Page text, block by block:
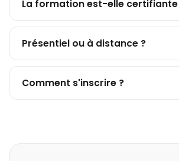
La formation est-elle certifiante
Présentiel ou à distance ?
Comment s'inscrire ?